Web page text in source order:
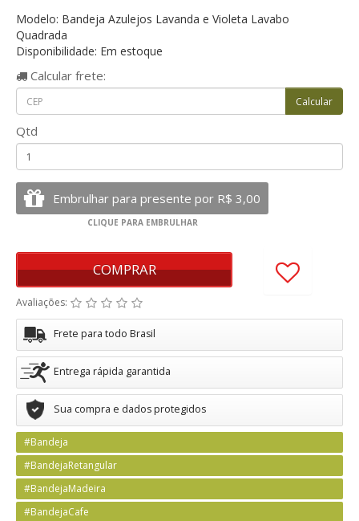
Modelo: Bandeja Azulejos Lavanda e Violeta Lavabo
Quadrada
Disponibilidade: Em estoque
Calcular frete:
Qtd
COMPRAR
Avaliações:
Frete para todo Brasil
Entrega rápida garantida
Sua compra e dados protegidos
#Bandeja
#BandejaRetangular
#BandejaMadeira
#BandejaCafe